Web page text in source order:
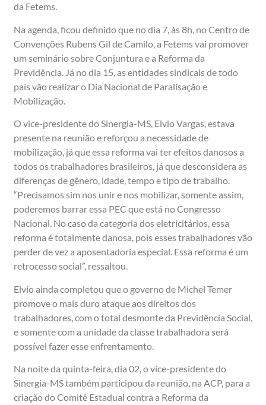
da Fetems.
Na agenda, ficou definido que no dia 7, às 8h, no Centro de
Convenções Rubens Gil de Camilo, a Fetems vai promover
um seminário sobre Conjuntura e a Reforma da
Previdência. Já no dia 15, as entidades sindicais de todo
país vão realizar o Dia Nacional de Paralisação e
Mobilização.
O vice-presidente do Sinergia-MS, Elvio Vargas, estava
presente na reunião e reforçou a necessidade de
mobilização, já que essa reforma vai ter efeitos danosos a
todos os trabalhadores brasileiros, já que desconsidera as
diferenças de gênero, idade, tempo e tipo de trabalho.
“Precisamos sim nos unir e nos mobilizar, somente assim,
poderemos barrar essa PEC que está no Congresso
Nacional. No caso da categoria dos eletricitários, essa
reforma é totalmente danosa, pois esses trabalhadores vão
perder de vez a aposentadoria especial. Essa reforma é um
retrocesso social”, ressaltou.
Elvio ainda completou que o governo de Michel Temer
promove o mais duro ataque aos direitos dos
trabalhadores, com o total desmonte da Previdência Social,
e somente com a unidade da classe trabalhadora será
possível fazer esse enfrentamento.
Na noite da quinta-feira, dia 02, o vice-presidente do
Sinergia-MS também participou da reunião, na ACP, para a
criação do Comitê Estadual contra a Reforma da